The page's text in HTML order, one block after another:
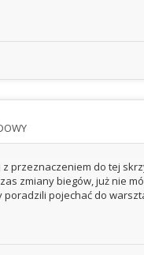
przeznaczeniem do tej
zmiany biegów, już nie
poradzili pojechać do